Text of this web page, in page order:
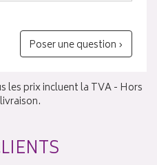
Poser une question ›
les prix incluent la TVA - Hors